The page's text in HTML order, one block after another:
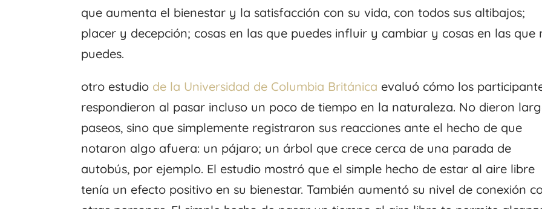
que aumenta el bienestar y la satisfacción con su vida, con todos sus altibajos;
placer y decepción; cosas en las que puedes influir y cambiar y cosas en las que
puedes.
otro estudio de la Universidad de Columbia Británica evaluó cómo los
respondieron al pasar incluso un poco de tiempo en la naturaleza. No dieron
paseos, sino que simplemente registraron sus reacciones ante el hecho de que
notaron algo afuera: un pájaro; un árbol que crece cerca de una parada de
autobús, por ejemplo. El estudio mostró que el simple hecho de estar al aire libre
tenía un efecto positivo en su bienestar. También aumentó su nivel de conexión